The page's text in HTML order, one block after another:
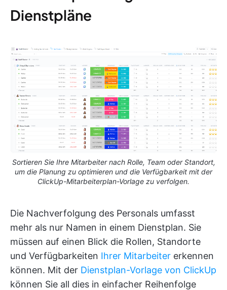
Dienstpläne
Sortieren Sie Ihre Mitarbeiter nach Rolle, Team oder Standort,
um die Planung zu optimieren und die Verfügbarkeit mit der
ClickUp-Mitarbeiterplan-Vorlage zu verfolgen.
Die Nachverfolgung des Personals umfasst
mehr als nur Namen in einem Dienstplan. Sie
müssen auf einen Blick die Rollen, Standorte
und Verfügbarkeiten Ihrer Mitarbeiter erkennen
können. Mit der Dienstplan-Vorlage von ClickUp
können Sie all dies in einfacher Reihenfolge